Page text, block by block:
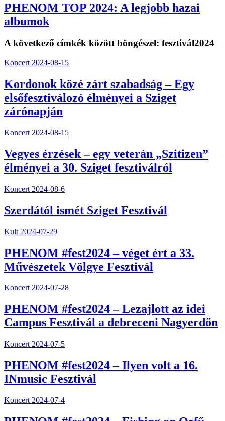
PHENOM TOP 2024: A legjobb hazai
albumok
A következő címkék között böngészel: fesztivál2024
Koncert 2024-08-15
Kordonok közé zárt szabadság – Egy
elsőfesztiválozó élményei a Sziget
zárónapján
Koncert 2024-08-15
Vegyes érzések – egy veterán „Szitizen”
élményei a 30. Sziget fesztiválról
Koncert 2024-08-6
Szerdától ismét Sziget Fesztivál
Kult 2024-07-29
PHENOM #fest2024 – véget ért a 33.
Művészetek Völgye Fesztivál
Koncert 2024-07-28
PHENOM #fest2024 – Lezajlott az idei
Campus Fesztivál a debreceni Nagyerdőn
Koncert 2024-07-5
PHENOM #fest2024 – Ilyen volt a 16.
INmusic Fesztivál
Koncert 2024-07-4